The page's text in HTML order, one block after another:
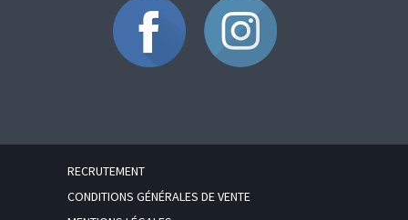
RECRUTEMENT
CONDITIONS GÉNÉRALES DE VENTE